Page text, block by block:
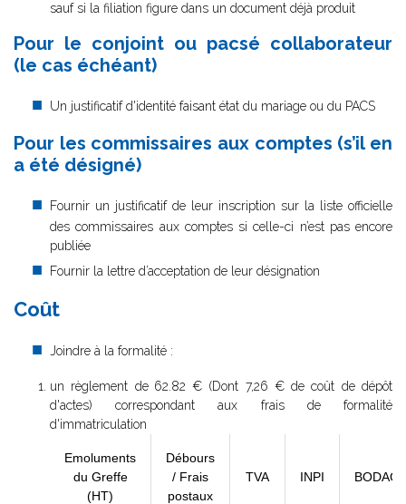
sauf si la filiation figure dans un document déjà produit
Pour le conjoint ou pacsé collaborateur
(le cas échéant)
Un justificatif d'identité faisant état du mariage ou du PACS
Pour les commissaires aux comptes (s’il en
a été désigné)
Fournir un justificatif de leur inscription sur la liste officielle
des commissaires aux comptes si celle-ci n’est pas encore
publiée
Fournir la lettre d’acceptation de leur désignation
Coût
Joindre à la formalité :
un règlement de 62.82 € (Dont 7,26 € de coût de dépôt
d'actes) correspondant aux frais de formalité
d'immatriculation
Emoluments
du Greffe
(HT)
Débours
/ Frais
postaux
TVA INPI